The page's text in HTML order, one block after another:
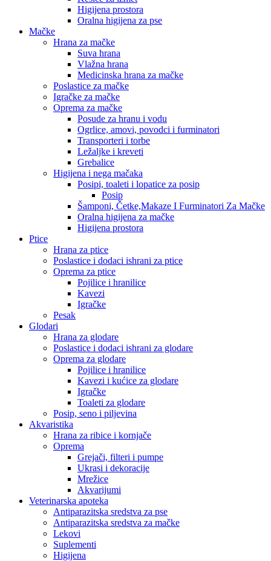
Higijena prostora
Oralna higijena za pse
Mačke
Hrana za mačke
Suva hrana
Vlažna hrana
Medicinska hrana za mačke
Poslastice za mačke
Igračke za mačke
Oprema za mačke
Posude za hranu i vodu
Ogrlice, amovi, povodci i furminatori
Transporteri i torbe
Ležaljke i kreveti
Grebalice
Higijena i nega mačaka
Posipi, toaleti i lopatice za posip
Posip
Šamponi, Četke,Makaze I Furminatori Za Mačke
Oralna higijena za mačke
Higijena prostora
Ptice
Hrana za ptice
Poslastice i dodaci ishrani za ptice
Oprema za ptice
Pojilice i hranilice
Kavezi
Igračke
Pesak
Glodari
Hrana za glodare
Poslastice i dodaci ishrani za glodare
Oprema za glodare
Pojilice i hranilice
Kavezi i kućice za glodare
Igračke
Toaleti za glodare
Posip, seno i piljevina
Akvaristika
Hrana za ribice i kornjače
Oprema
Grejači, filteri i pumpe
Ukrasi i dekoracije
Mrežice
Akvarijumi
Veterinarska apoteka
Antiparazitska sredstva za pse
Antiparazitska sredstva za mačke
Lekovi
Suplementi
Higijena